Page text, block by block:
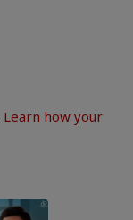
Learn how your